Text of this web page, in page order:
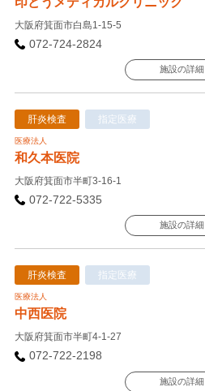
大阪府箕面市白島1-15-5
072-724-2824
施設の詳細
肝炎検査 指定医療
医療法人
和久本医院
大阪府箕面市半町3-16-1
072-722-5335
施設の詳細
肝炎検査 指定医療
医療法人
中西医院
大阪府箕面市半町4-1-27
072-722-2198
施設の詳細